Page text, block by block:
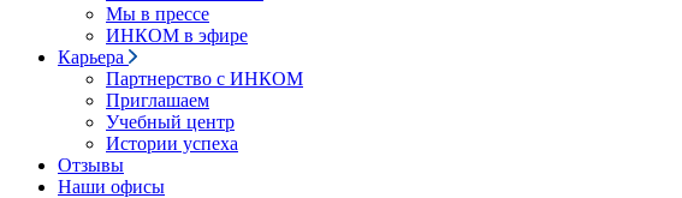
Мы в прессе
ИНКОМ в эфире
Карьера
Партнерство с ИНКОМ
Приглашаем
Учебный центр
Истории успеха
Отзывы
Наши офисы